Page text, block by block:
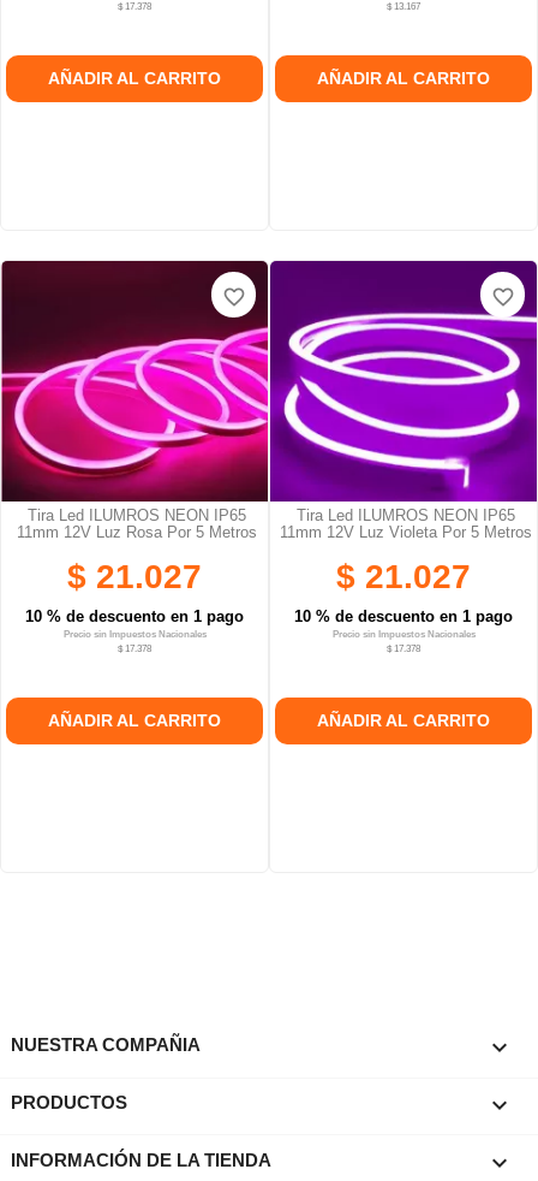
$ 17.378
AÑADIR AL CARRITO
$ 13.167
AÑADIR AL CARRITO
Tira Led ILUMROS NEON IP65
11mm 12V Luz Rosa Por 5 Metros
$ 21.027
10 % de descuento en 1 pago
Precio sin Impuestos Nacionales
$ 17.378
AÑADIR AL CARRITO
favorite_border
Tira Led ILUMROS NEON IP65
11mm 12V Luz Violeta Por 5 Metros
$ 21.027
10 % de descuento en 1 pago
Precio sin Impuestos Nacionales
$ 17.378
AÑADIR AL CARRITO
favorite_border
NUESTRA COMPAÑIA 
PRODUCTOS 
INFORMACIÓN DE LA TIENDA keyboard_arrow_down